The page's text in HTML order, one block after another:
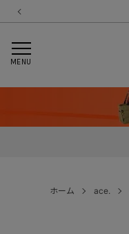
MENU
ホーム ace.